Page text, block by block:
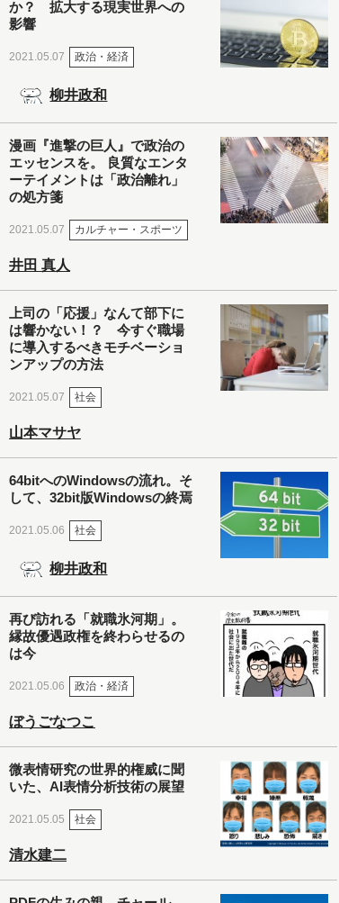
か？ 拡大する現実世界への
影響
2021.05.07 政治・経済
柳井政和
漫画『進撃の巨人』で政治の
エッセンスを。 良質なエンタ
ーテイメントは「政治離れ」
の処方箋
2021.05.07 カルチャー・スポーツ
井田 真人
上司の「応援」なんて部下に
は響かない！？ 今すぐ職場
に導入するべきモチベーショ
ンアップの方法
2021.05.07 社会
山本マサヤ
64bitへのWindowsの流れ。そ
して、32bit版Windowsの終焉
2021.05.06 社会
柳井政和
再び訪れる「就職氷河期」。
縁故優遇政権を終わらせるの
は今
2021.05.06 政治・経済
ぼうごなつこ
微表情研究の世界的権威に聞
いた、AI表情分析技術の展望
2021.05.05 社会
清水建二